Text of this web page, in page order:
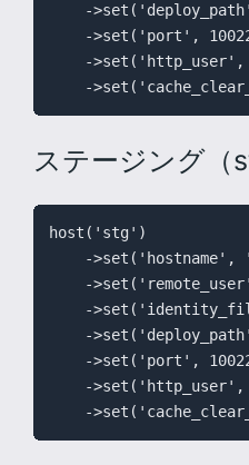
-
->set('port',
-
-
ステージング（
host('stg')
->set('hostname',
-
-
-
->set('port',
-
-